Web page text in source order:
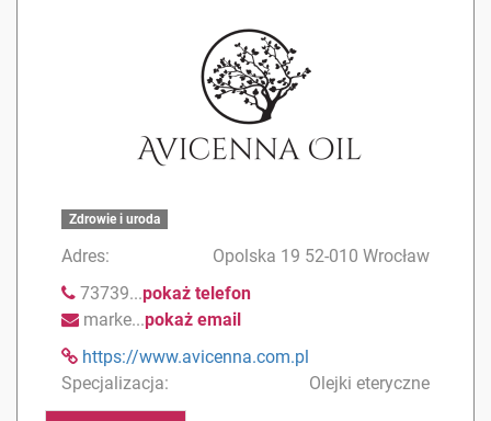
Zdrowie i uroda
Adres:
Opolska 19 52-010 Wrocław
73739...pokaż telefon
marke...pokaż email
https://www.avicenna.com.pl
Specjalizacja:
Olejki eteryczne